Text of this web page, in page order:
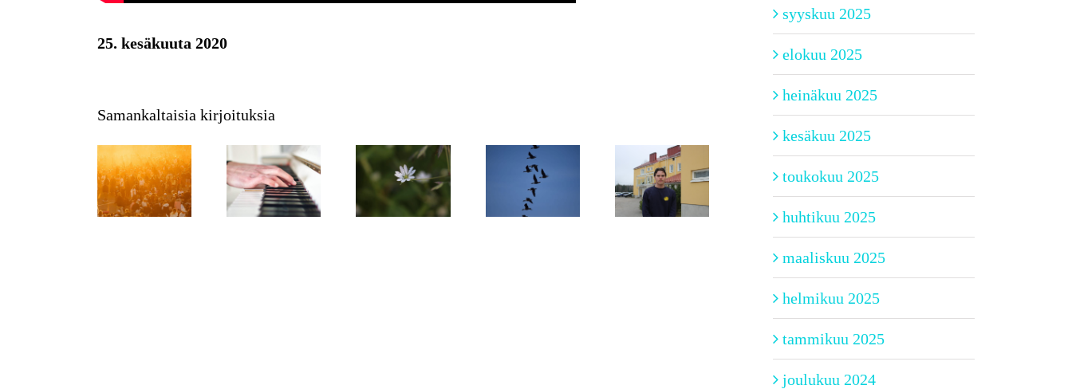
25. kesäkuuta 2020
Samankaltaisia kirjoituksia
syyskuu 2025
elokuu 2025
heinäkuu 2025
kesäkuu 2025
toukokuu 2025
huhtikuu 2025
maaliskuu 2025
helmikuu 2025
tammikuu 2025
joulukuu 2024